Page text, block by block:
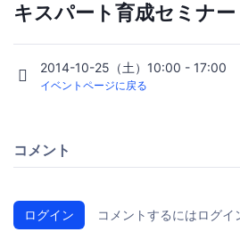
キスパート育成セミナ
2014-10-25（土）10:00 - 17:00
イベントページに戻る
コメント
ログイン コメントするにはログイ